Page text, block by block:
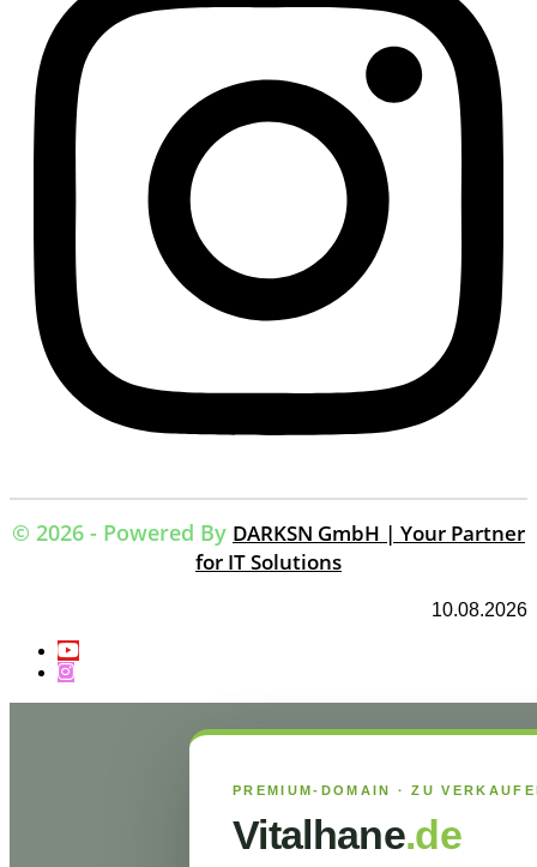
© 2026 - Powered By DARKSN GmbH | Your Partner
for IT Solutions
10.08.2026
PREMIUM-DOMAIN · ZU
Vitalhane.de